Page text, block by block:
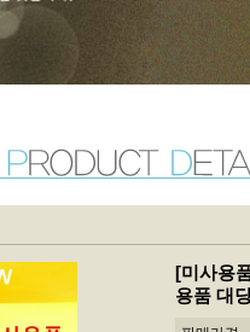
[미사용
용품 대